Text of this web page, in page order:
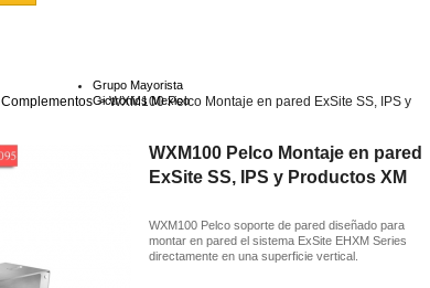
Grupo Mayorista
Gictronics Mexico
Complementos > WXM100 Pelco Montaje en pared ExSite SS, IPS y
WXM100 Pelco Montaje en pared
ExSite SS, IPS y Productos XM
WXM100 Pelco soporte de pared diseñado para
montar en pared el sistema ExSite EHXM Series
directamente en una superficie vertical.